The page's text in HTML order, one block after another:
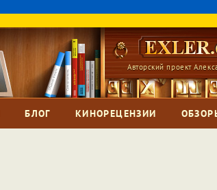
Авторский проект
БЛОГ КИНОРЕЦЕНЗИИ